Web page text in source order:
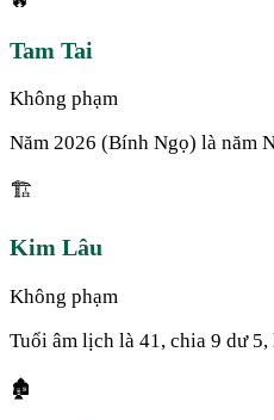
Tam Tai
Không phạm
Năm 2026 (Bính Ngọ) là năm
🏗️
Kim Lâu
Không phạm
Tuổi âm lịch là 41, chia 9 dư
🏚️